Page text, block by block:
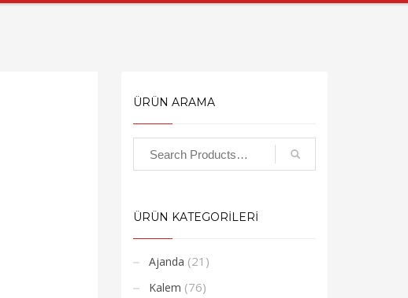
ÜRÜN ARAMA
ÜRÜN KATEGORİLERİ
Ajanda (21)
Kalem (76)